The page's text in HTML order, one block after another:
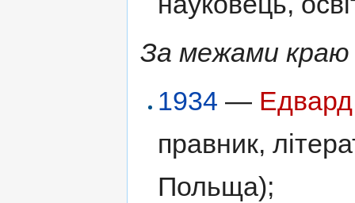
За межами краю
1934 —
правник,
Польща);